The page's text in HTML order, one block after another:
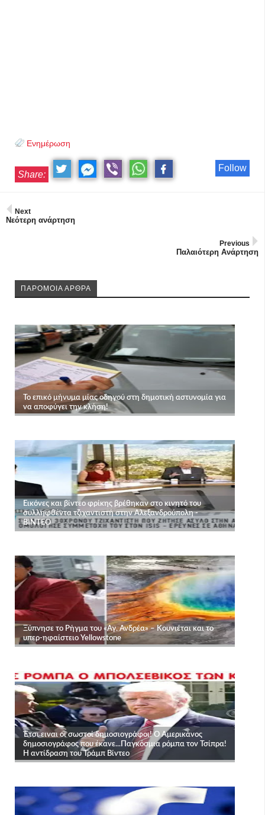
Ενημέρωση
Follow
Share:
Next
Νεότερη ανάρτηση
Previous
Παλαιότερη Ανάρτηση
ΠΑΡΟΜΟΙΑ ΑΡΘΡΑ